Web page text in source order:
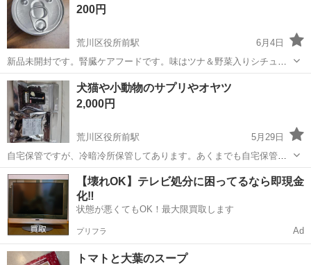
200円
荒川区役所前駅
6月4日
新品未開封です。腎臓ケアフードです。味はツナ＆野菜入りシチュー
で冷蔵庫に保存してました。 ペットが旅立ってしまい未開封未使用で
すが、処分するより誰かの役に立てればと思い投稿しました。
東京 荒川区 荒川区役所前駅 食品 キャットフード
犬猫や小動物のサプリやオヤツ
2,000円
荒川区役所前駅
5月29日
自宅保管ですが、冷暗冷所保管してあります。あくまでも自宅保管と
いうことをご理解いただける方よろしくお願い致します。又、ノーリ
ターンノークレームでお願いいたします。 購入して数週間です。 お手
数お掛け致しますが宜しくお願い致...
東京 荒川区 荒川区役所前駅 食品
【壊れOK】テレビ処分に困ってるなら即現金
化‼️
状態が悪くてもOK！最大限買取します
プリフラ Ad
トマトと大葉のスープ